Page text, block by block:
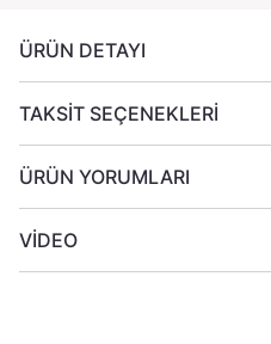
ÜRÜN DETAYI
TAKSİT SEÇENEKLERİ
ÜRÜN YORUMLARI
VİDEO